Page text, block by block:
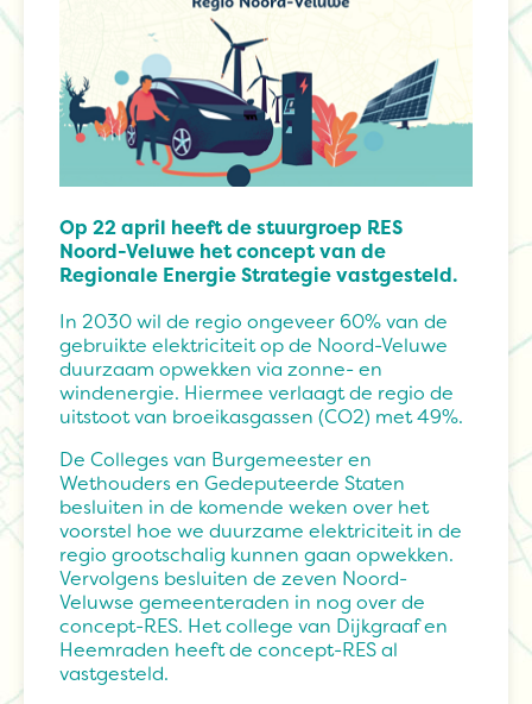
Op 22 april heeft de stuurgroep RES
Noord-Veluwe het concept van de
Regionale Energie Strategie vastgesteld.
In 2030 wil de regio ongeveer 60% van de
gebruikte elektriciteit op de Noord-Veluwe
duurzaam opwekken via zonne- en
windenergie. Hiermee verlaagt de regio de
uitstoot van broeikasgassen (CO2) met 49%.
De Colleges van Burgemeester en
Wethouders en Gedeputeerde Staten
besluiten in de komende weken over het
voorstel hoe we duurzame elektriciteit in de
regio grootschalig kunnen gaan opwekken.
Vervolgens besluiten de zeven Noord-
Veluwse gemeenteraden in nog over de
concept-RES. Het college van Dijkgraaf en
Heemraden heeft de concept-RES al
vastgesteld.